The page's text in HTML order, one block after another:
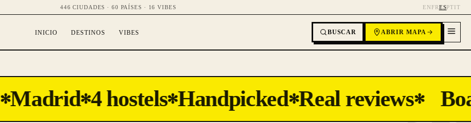
446 CIUDADES · 60 PAÍSES · 16 VIBES EN FRESPTIT
INICIO DESTINOS VIBES BUSCAR ABRIR MAPA
Madrid✻4 hostels✻Handpicked✻ Real reviews✻